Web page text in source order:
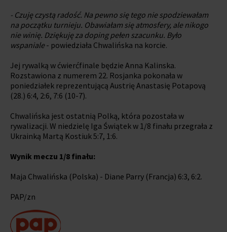
- Czuję czystą radość. Na pewno się tego nie spodziewałam
na początku turnieju. Obawiałam się atmosfery, ale nikogo
nie winię. Dziękuję za doping pełen szacunku. Było
wspaniale- powiedziała Chwalińska na korcie.
Jej rywalką w ćwierćfinale będzie Anna Kalinska.
Rozstawiona z numerem 22. Rosjanka pokonała w
poniedziałek reprezentującą Austrię Anastasię Potapovą
(28.) 6:4, 2:6, 7:6 (10-7).
Chwalińska jest ostatnią Polką, która pozostała w
rywalizacji. W niedzielę Iga Świątek w 1/8 finału przegrała z
Ukrainką Martą Kostiuk 5:7, 1:6.
Wynik meczu 1/8 finału:
Maja Chwalińska (Polska) - Diane Parry (Francja) 6:3, 6:2.
PAP/zn